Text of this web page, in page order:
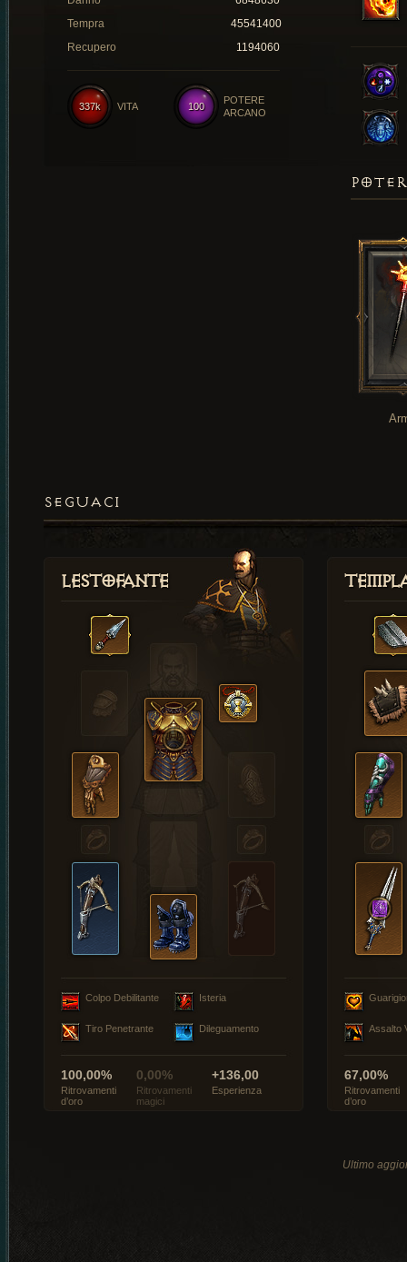
Tempra
45541400
Recupero
1194060
100
POTERE
ARCANO
337k VITA
SEGUACI
Lestofante
Colpo Debilitante Isteria
Tiro Penetrante Dileguamento
100,00%
Ritrovamenti
d’oro
0,00%
Ritrovamenti
magici
+136,00
Esperienza
Assalto
67,00%
Ritrovamenti
d’oro
Ultimo